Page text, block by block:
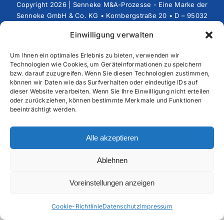
Einwilligung verwalten
Um Ihnen ein optimales Erlebnis zu bieten, verwenden wir
Technologien wie Cookies, um Geräteinformationen zu speichern
bzw. darauf zuzugreifen. Wenn Sie diesen Technologien zustimmen,
können wir Daten wie das Surfverhalten oder eindeutige IDs auf
dieser Website verarbeiten. Wenn Sie Ihre Einwilligung nicht erteilen
oder zurückziehen, können bestimmte Merkmale und Funktionen
beeinträchtigt werden.
Alle akzeptieren
Ablehnen
Voreinstellungen anzeigen
Cookie-RichtlinieDatenschutzImpressum
Copyright 2026 | Senneke M&A-Prozesse - Eine Marke der
Senneke GmbH & Co. KG • Kornbergstraße 20 • D – 95032
– 833039-9 • E-Mail: MandA@senneke.de